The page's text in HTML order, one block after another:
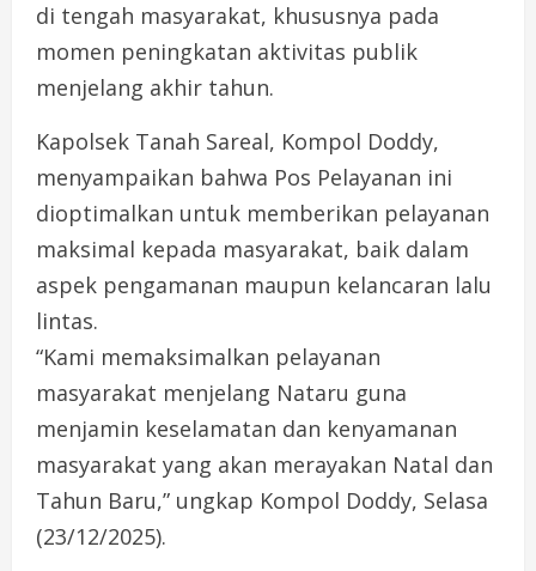
di tengah masyarakat, khususnya pada
momen peningkatan aktivitas publik
menjelang akhir tahun.
Kapolsek Tanah Sareal, Kompol Doddy,
menyampaikan bahwa Pos Pelayanan ini
dioptimalkan untuk memberikan pelayanan
maksimal kepada masyarakat, baik dalam
aspek pengamanan maupun kelancaran lalu
lintas.
“Kami memaksimalkan pelayanan
masyarakat menjelang Nataru guna
menjamin keselamatan dan kenyamanan
masyarakat yang akan merayakan Natal dan
Tahun Baru,” ungkap Kompol Doddy, Selasa
(23/12/2025).